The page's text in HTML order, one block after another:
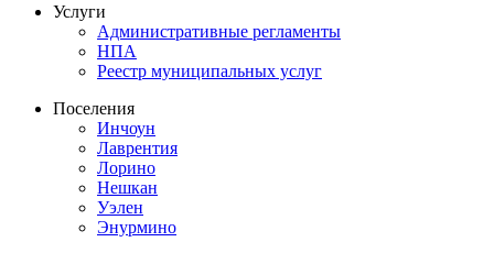
Услуги
Административные регламенты
НПА
Реестр муниципальных услуг
Поселения
Инчоун
Лаврентия
Лорино
Нешкан
Уэлен
Энурмино